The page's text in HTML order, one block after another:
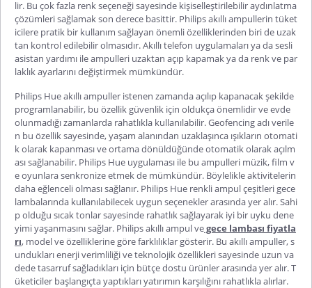
lir. Bu çok fazla renk seçeneği sayesinde kişiselleştirilebilir aydınlatma
çözümleri sağlamak son derece basittir. Philips akıllı ampullerin tüket
icilere pratik bir kullanım sağlayan önemli özelliklerinden biri de uzak
tan kontrol edilebilir olmasıdır. Akıllı telefon uygulamaları ya da sesli
asistan yardımı ile ampulleri uzaktan açıp kapamak ya da renk ve par
laklık ayarlarını değiştirmek mümkündür.
Philips Hue akıllı ampuller istenen zamanda açılıp kapanacak şekilde
programlanabilir, bu özellik güvenlik için oldukça önemlidir ve evde
olunmadığı zamanlarda rahatlıkla kullanılabilir. Geofencing adı verile
n bu özellik sayesinde, yaşam alanından uzaklaşınca ışıkların otomati
k olarak kapanması ve ortama dönüldüğünde otomatik olarak açılm
ası sağlanabilir. Philips Hue uygulaması ile bu ampulleri müzik, film v
e oyunlara senkronize etmek de mümkündür. Böylelikle aktivitelerin
daha eğlenceli olması sağlanır. Philips Hue renkli ampul çeşitleri gece
lambalarında kullanılabilecek uygun seçenekler arasında yer alır. Sahi
p olduğu sıcak tonlar sayesinde rahatlık sağlayarak iyi bir uyku dene
yimi yaşanmasını sağlar. Philips akıllı ampul vegece lambası fiyatla
rı, model ve özelliklerine göre farklılıklar gösterir. Bu akıllı ampuller, s
undukları enerji verimliliği ve teknolojik özellikleri sayesinde uzun va
dede tasarruf sağladıkları için bütçe dostu ürünler arasında yer alır. T
üketiciler başlangıçta yaptıkları yatırımın karşılığını rahatlıkla alırlar.